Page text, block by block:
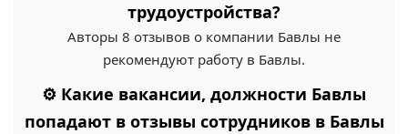
трудоустройства?
Авторы 8 отзывов о компании Бавлы не
рекомендуют работу в Бавлы.
⚙️ Какие вакансии, должности Бавлы
попадают в отзывы сотрудников в Бавлы